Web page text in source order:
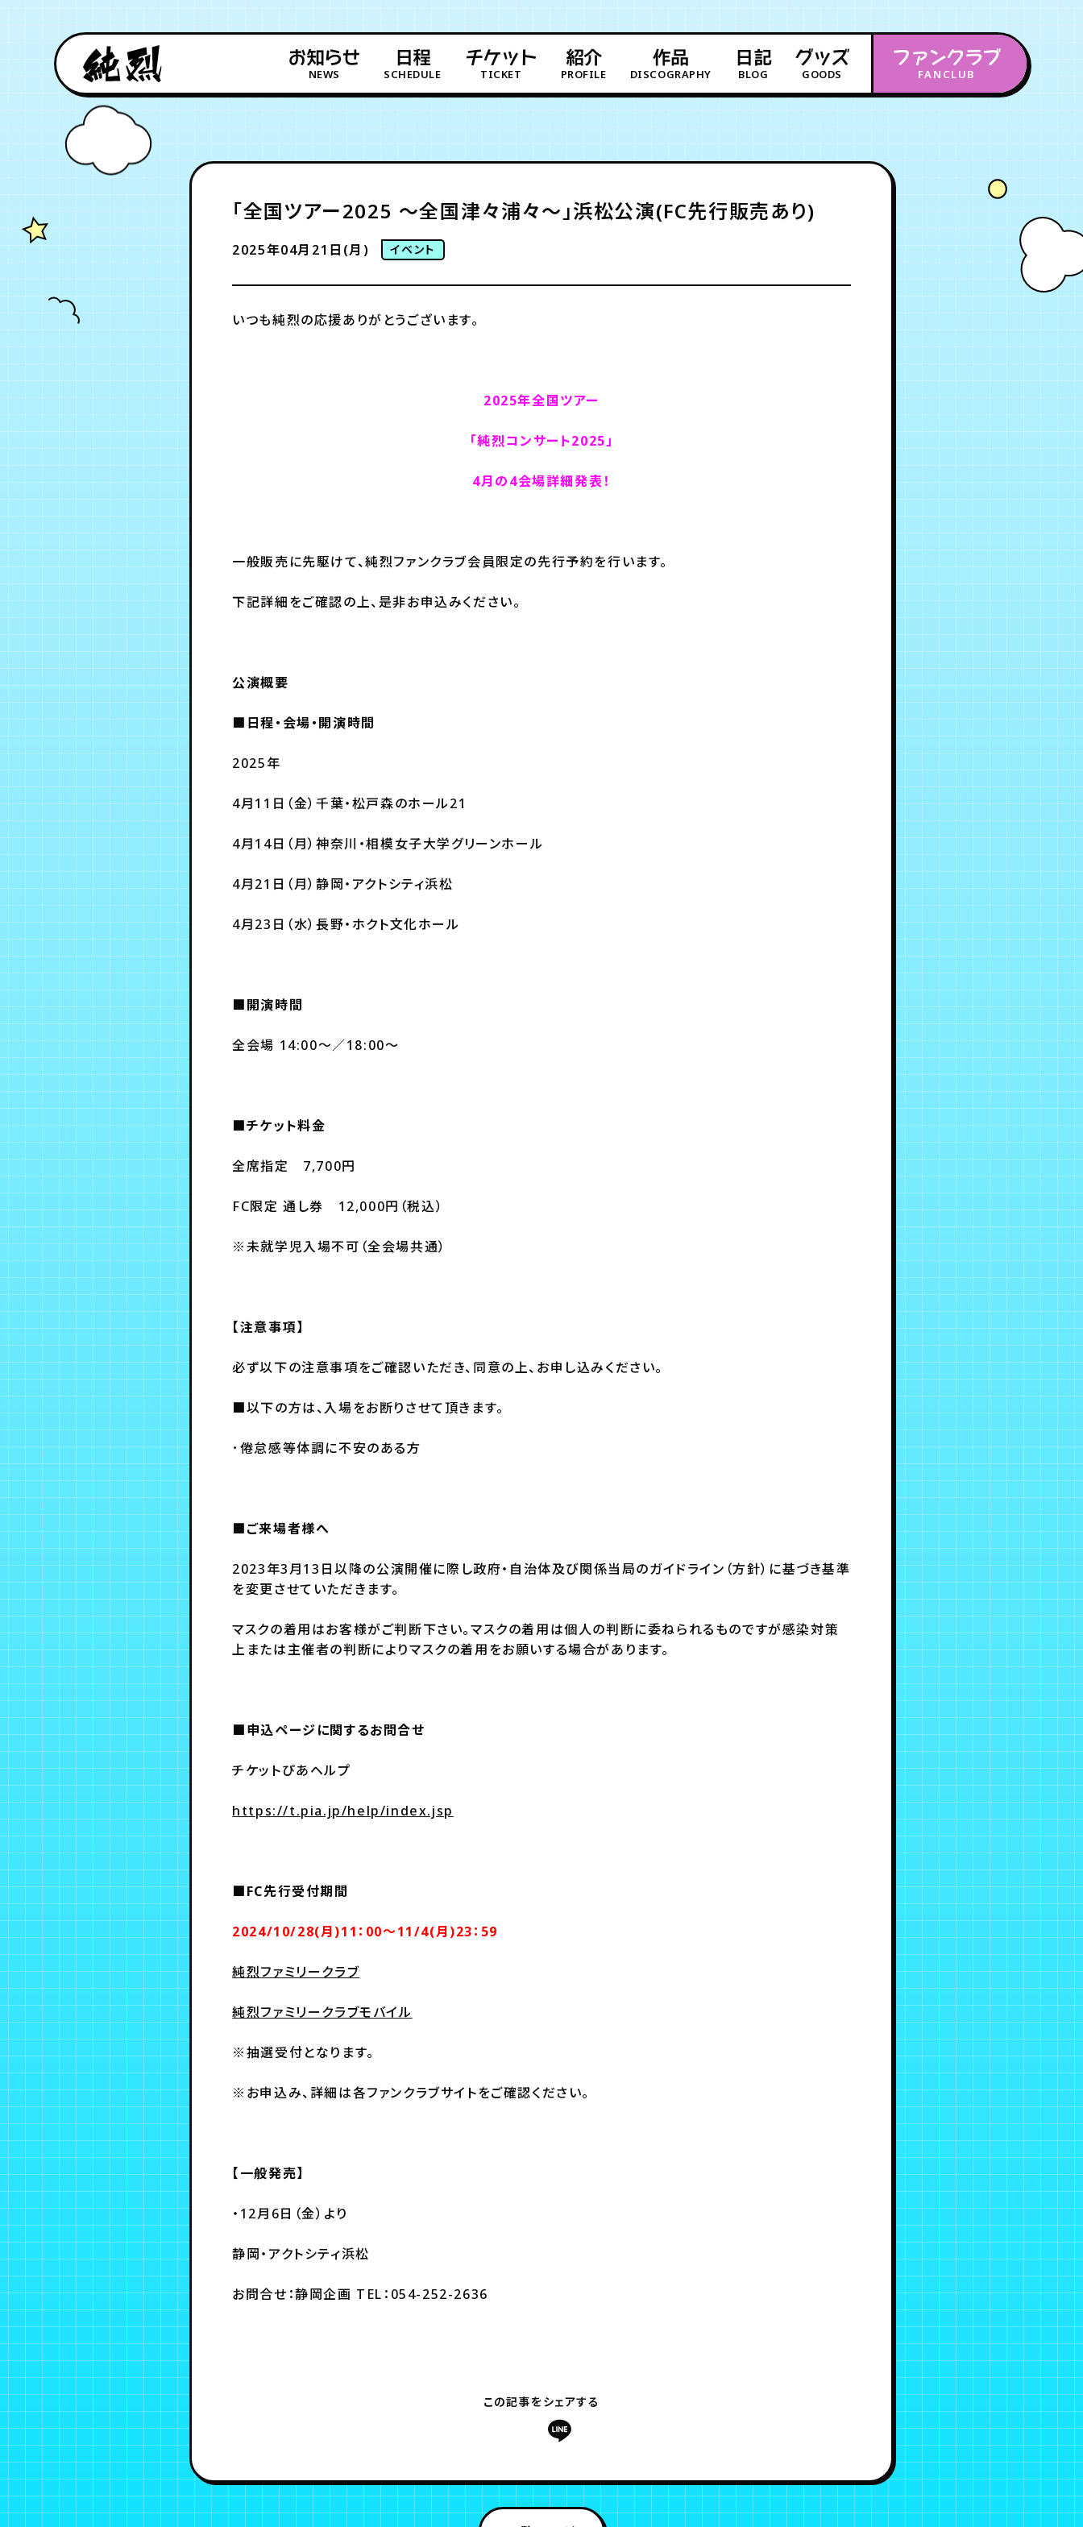
お知らせ
NEWS
日程
SCHEDULE
チケット
TICKET
紹介
PROFILE
作品
DISCOGRAPHY
日記
BLOG
グッズ
GOODS
ファンクラブ
FANCLUB
「全国ツアー2025 〜全国津々浦々〜」浜松公演(FC先行販売あり)
2025年04月21日(月) イベント
いつも純烈の応援ありがとうございます。
2025年全国ツアー
「純烈コンサート2025」
4月の4会場詳細発表！
一般販売に先駆けて、純烈ファンクラブ会員限定の先行予約を行います。
下記詳細をご確認の上、是非お申込みください。
公演概要
■日程・会場・開演時間
2025年
4月11日（金）千葉・松戸森のホール21
4月14日（月）神奈川・相模女子大学グリーンホール
4月21日（月）静岡・アクトシティ浜松
4月23日（水）長野・ホクト文化ホール
■開演時間
全会場 14:00～／18:00～
■チケット料金
全席指定 7,700円
FC限定 通し券 12,000円（税込）
※未就学児入場不可（全会場共通）
【注意事項】
必ず以下の注意事項をご確認いただき、同意の上、お申し込みください。
■以下の方は、入場をお断りさせて頂きます。
･倦怠感等体調に不安のある方
■ご来場者様へ
2023年3月13日以降の公演開催に際し政府・自治体及び関係当局のガイドライン（方針）に基づき基準
を変更させていただきます。
マスクの着用はお客様がご判断下さい。マスクの着用は個人の判断に委ねられるものですが感染対策
上または主催者の判断によりマスクの着用をお願いする場合があります。
■申込ページに関するお問合せ
チケットぴあヘルプ
https://t.pia.jp/help/index.jsp
■FC先行受付期間
2024/10/28(月)11：00～11/4(月)23：59
純烈ファミリークラブ
純烈ファミリークラブモバイル
※抽選受付となります。
※お申込み、詳細は各ファンクラブサイトをご確認ください。
【一般発売】
・12月6日（金）より
静岡・アクトシティ浜松
お問合せ：静岡企画 TEL：054-252-2636
この記事をシェアする